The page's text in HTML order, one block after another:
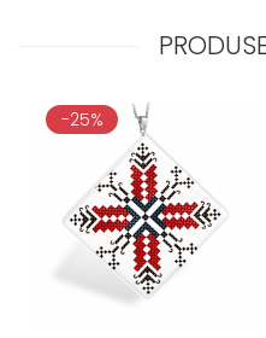
-25%